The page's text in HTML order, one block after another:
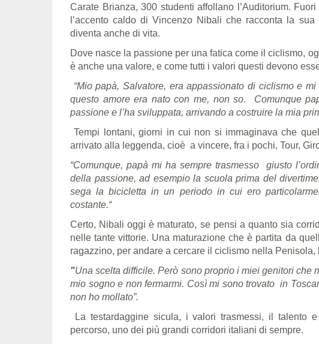
Carate Brianza, 300 studenti affollano l’Auditorium.
l’accento caldo di Vincenzo Nibali che racconta la
diventa anche di vita.
Dove nasce la passione per una fatica come il ciclismo,
è anche una valore, e come tutti i valori questi devono
“Mio papà, Salvatore, era appassionato di ciclismo e
questo amore era nato con me, non so. Comunque
passione e l’ha sviluppata, arrivando a costruire la mia
Tempi lontani, giorni in cui non si immaginava che
arrivato alla leggenda, cioè a vincere, fra i pochi, Tour,
“Comunque, papà mi ha sempre trasmesso giusto
della passione, ad esempio la scuola prima del
sega la bicicletta in un periodo in cui ero
costante.“
Certo, Nibali oggi è maturato, se pensi a quanto sia
nelle tante vittorie. Una maturazione che è partita da
ragazzino, per andare a cercare il ciclismo nella Penisola,
"Una scelta difficile. Però sono proprio i miei genitori che
mio sogno e non fermarmi. Così mi sono trovato in
non ho mollato”.
La testardaggine sicula, i valori trasmessi, il talento
percorso, uno dei più grandi corridori italiani di sempre.